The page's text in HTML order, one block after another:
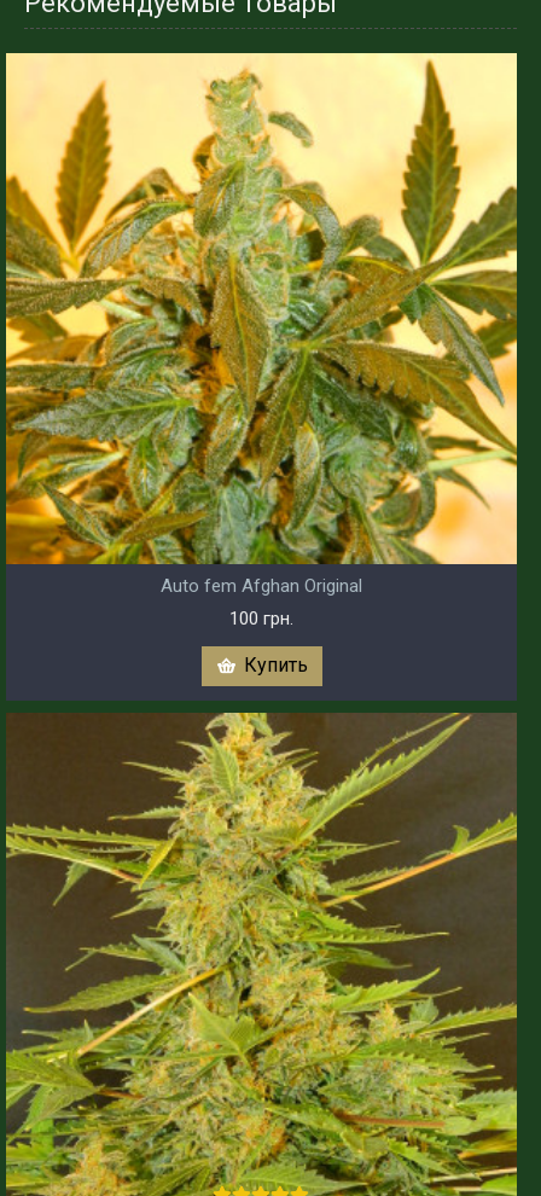
Auto fem Afghan Original
100 грн.
Купить